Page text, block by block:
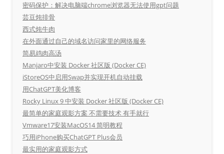
密码保护：解决电脑端chrome浏览器无法使用gpt问题
芸豆炖排骨
西式炖牛肉
在外面通过自己的域名访问家里的网络服务
简易鸡肉高汤
Manjaro中安装 Docker 社区版 (Docker CE)
iStoreOS中启用Swap并实现开机自动挂载
用ChatGPT美化博客
Rocky Linux 9 中安装 Docker 社区版 (Docker CE)
最简单的家庭观影方案 不需要技术 有手就行
Vmware17安装MacOS14 简明教程
巧用iPhone购买ChatGPT Plus会员
最实用的家庭观影方式